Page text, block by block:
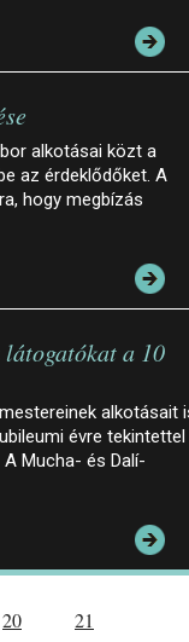
alkotásai közt a
az érdeklődőket. A
hogy megbízás
a 10
alkotásait
évre tekintettel
Mucha- és Dalí-
20
21